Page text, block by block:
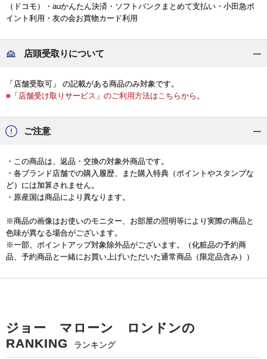
（ドコモ）・auかんたん決済・ソフトバンクまとめて支払い・小田急ポ
イント利用・友の会お買物カード利用
店頭受取りについて
「店舗受取可」 の記載がある商品のみ対象です。
■「店舗受け取りサービス」のご利用方法はこちらから。
ご注意
・この商品は、返品・交換の対象外商品です。
・各ブランド店舗での購入履歴、また購入特典（ポイントやスタンプな
ど）には加算されません。
・原産国は商品により異なります。
※商品の画像はお使いのモニター、お部屋の照明等により実際の商品と
色味が異なる場合がございます。
※一部、ポイントアップ対象除外品がございます。（化粧品の予約商
品、予約商品と一緒にお買い上げいただいた通常商品（限定品含み））
ジョー マローン ロンドンの
RANKING
ランキング